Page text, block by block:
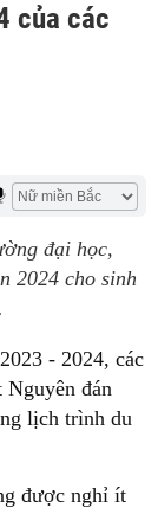
của các
đại học,
2024 cho sinh
- 2024, các
đán
lịch trình du
được nghỉ ít